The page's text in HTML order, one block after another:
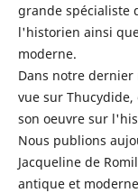
grande spécialiste
l'historien ainsi
moderne.
Dans notre
vue sur
son oeuvre sur
Nous publions
Jacqueline de
antique et